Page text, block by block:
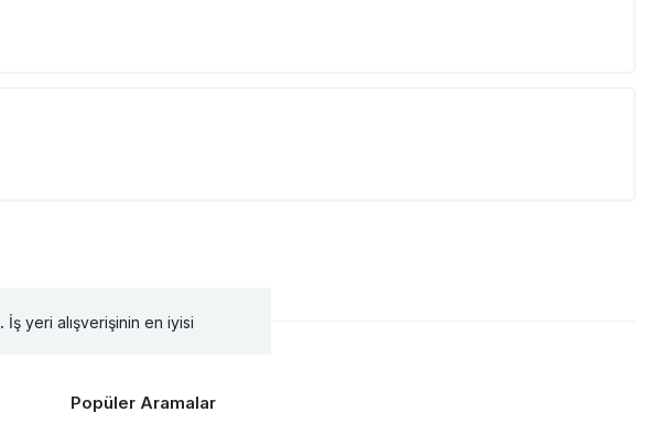
İş yeri alışverişinin en iyisi
Popüler Aramalar